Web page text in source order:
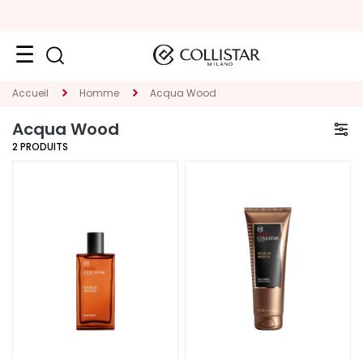
VISAGE
K
A
Accueil Homme Acqua Wood
Acqua Wood
2PRODUITS